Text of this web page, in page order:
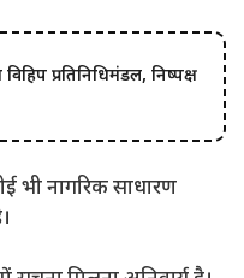
प्रतिनिधिमंडल, निष्पक्ष
भी नागरिक साधारण